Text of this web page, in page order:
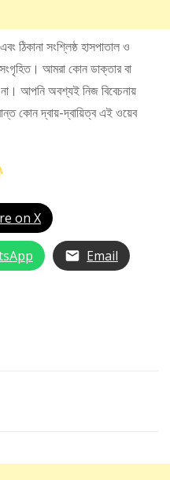
ঠিকানা সংশ্লিষ্ঠ হাসপাতাল ও
আমরা কোন ডাক্তার বা
না। আপনি অবশ্যই নিজ বিবেচনায়
কোন দ্বায়-দ্বায়িত্ব এই ওয়েব
on X
Email